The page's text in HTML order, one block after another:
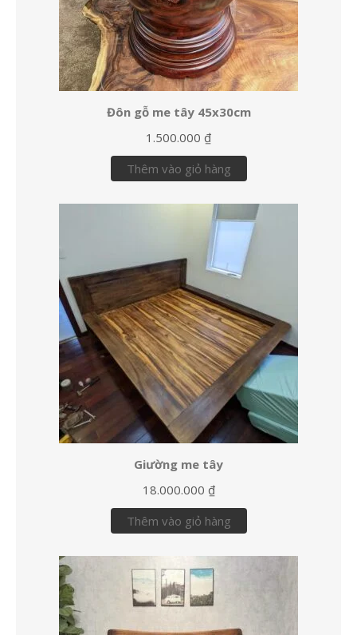
Đôn gỗ me tây 45x30cm
1.500.000 ₫
Thêm vào giỏ hàng
Giường me tây
18.000.000 ₫
Thêm vào giỏ hàng